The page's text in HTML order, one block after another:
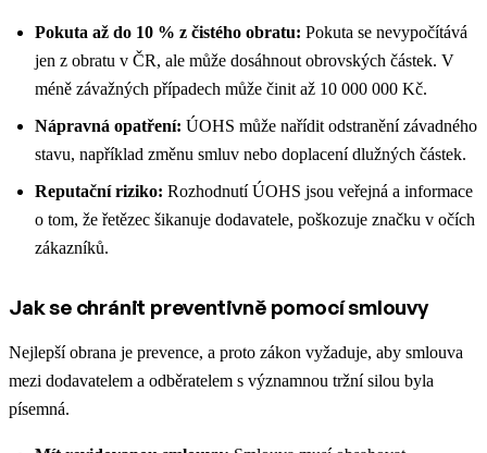
Pokuta až do 10 % z čistého obratu: Pokuta se nevypočítává
jen z obratu v ČR, ale může dosáhnout obrovských částek. V
méně závažných případech může činit až 10 000 000 Kč.
Nápravná opatření: ÚOHS může nařídit odstranění závadného
stavu, například změnu smluv nebo doplacení dlužných částek.
Reputační riziko: Rozhodnutí ÚOHS jsou veřejná a informace
o tom, že řetězec šikanuje dodavatele, poškozuje značku v očích
zákazníků.
Jak se chránit preventivně pomocí smlouvy
Nejlepší obrana je prevence, a proto zákon vyžaduje, aby smlouva
mezi dodavatelem a odběratelem s významnou tržní silou byla
písemná.